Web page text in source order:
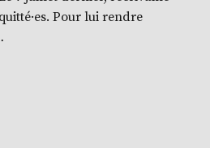
Pour lui rendre